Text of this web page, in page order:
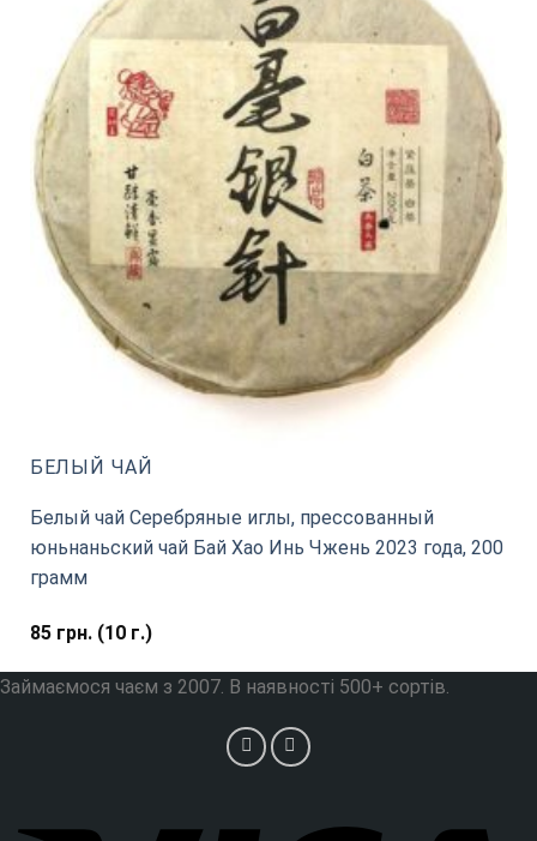
БЕЛЫЙ ЧАЙ
Белый чай Серебряные иглы, прессованный
юньнаньский чай Бай Хао Инь Чжень 2023 года, 200
грамм
85грн.(10 г.)
Займаємося чаєм з 2007. В наявності 500+ сортів.